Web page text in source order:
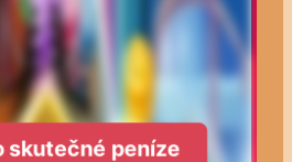
skutečné peníze